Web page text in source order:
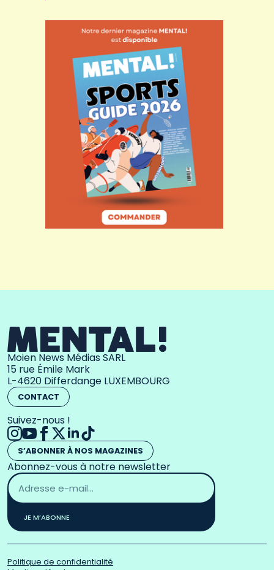
Moien News Médias SARL
15 rue Émile Mark
L-4620 Differdange LUXEMBOURG
CONTACT
Suivez-nous !
S’ABONNER À NOS MAGAZINES
Abonnez-vous à notre newsletter
Adresse
email
*
JE M’ABONNE
Politique de confidentialité